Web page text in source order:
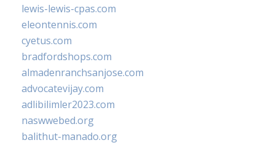
lewis-lewis-cpas.com
eleontennis.com
cyetus.com
bradfordshops.com
almadenranchsanjose.com
advocatevijay.com
adlibilimler2023.com
naswwebed.org
balithut-manado.org